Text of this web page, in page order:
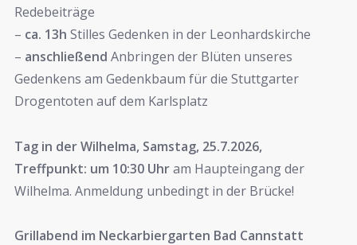
Redebeiträge
– ca. 13h Stilles Gedenken in der Leonhardskirche
– anschließend Anbringen der Blüten unseres
Gedenkens am Gedenkbaum für die Stuttgarter
Drogentoten auf dem Karlsplatz
Tag in der Wilhelma, Samstag, 25.7.2026,
Treffpunkt: um 10:30 Uhram Haupteingang der
Wilhelma. Anmeldung unbedingt in der Brücke!
Grillabend im Neckarbiergarten Bad Cannstatt